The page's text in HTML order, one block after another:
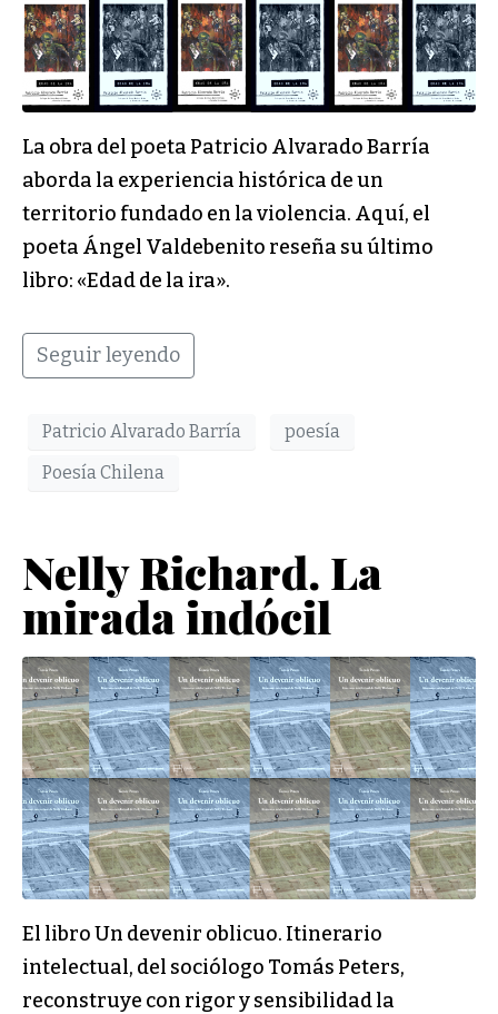
La obra del poeta Patricio Alvarado Barría
aborda la experiencia histórica de un
territorio fundado en la violencia. Aquí, el
poeta Ángel Valdebenito reseña su último
libro: «Edad de la ira».
Seguir leyendo
Patricio Alvarado Barría
poesía
Poesía Chilena
Nelly Richard. La
mirada indócil
El libro Un devenir oblicuo. Itinerario
intelectual, del sociólogo Tomás Peters,
reconstruye con rigor y sensibilidad la